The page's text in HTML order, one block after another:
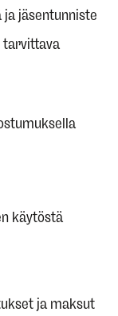
ja jäsentunniste
tarvittava
käytöstä
ja maksut